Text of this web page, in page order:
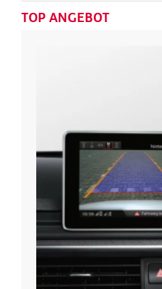
TOP ANGEBOT